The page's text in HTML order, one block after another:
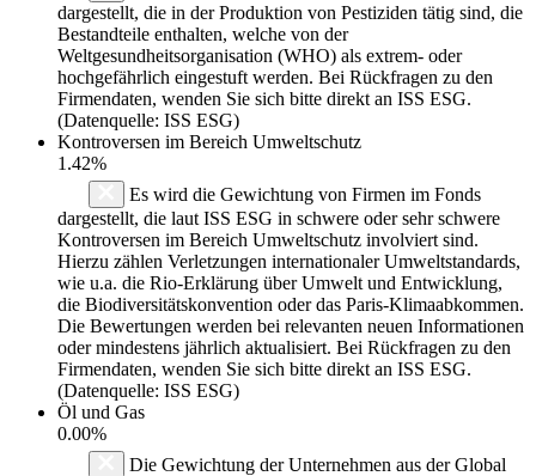
dargestellt, die in der Produktion von Pestiziden tätig sind, die
Bestandteile enthalten, welche von der
Weltgesundheitsorganisation (WHO) als extrem- oder
hochgefährlich eingestuft werden. Bei Rückfragen zu den
Firmendaten, wenden Sie sich bitte direkt an ISS ESG.
(Datenquelle: ISS ESG)
Kontroversen im Bereich Umweltschutz
1.42%
Es wird die Gewichtung von Firmen im Fonds
dargestellt, die laut ISS ESG in schwere oder sehr schwere
Kontroversen im Bereich Umweltschutz involviert sind.
Hierzu zählen Verletzungen internationaler Umweltstandards,
wie u.a. die Rio-Erklärung über Umwelt und Entwicklung,
die Biodiversitätskonvention oder das Paris-Klimaabkommen.
Die Bewertungen werden bei relevanten neuen Informationen
oder mindestens jährlich aktualisiert. Bei Rückfragen zu den
Firmendaten, wenden Sie sich bitte direkt an ISS ESG.
(Datenquelle: ISS ESG)
Öl und Gas
0.00%
Die Gewichtung der Unternehmen aus der Global